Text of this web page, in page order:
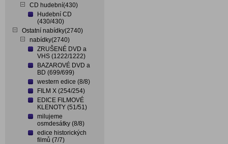
CD hudební(430)
Hudební CD
(430/430)
Ostatní nabídky(2740)
nabídky(2740)
ZRUŠENÉ DVD a
VHS (1222/1222)
BAZAROVÉ DVD a
BD (699/699)
western edice (8/8)
FILM X (254/254)
EDICE FILMOVÉ
KLENOTY (51/51)
milujeme
osmdesátky (8/8)
edice historických
filmů (7/7)